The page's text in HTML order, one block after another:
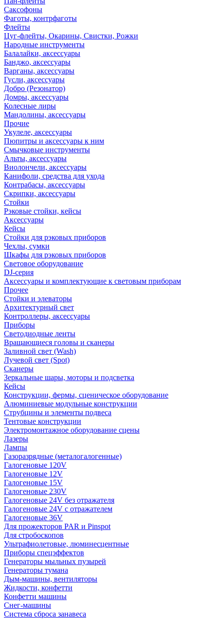
Саксофоны
Фаготы, контрфаготы
Флейты
Цуг-флейты, Окарины, Свистки, Рожки
Народные инструменты
Балалайки, аксессуары
Банджо, аксессуары
Варганы, аксессуары
Гусли, аксессуары
Добро (Резонатор)
Домры, аксессуары
Колесные лиры
Мандолины, аксессуары
Прочие
Укулеле, аксессуары
Пюпитры и аксессуары к ним
Смычковые инструменты
Альты, аксессуары
Виолончели, аксессуары
Канифоли, средства для ухода
Контрабасы, аксессуары
Скрипки, аксессуары
Стойки
Рэковые стойки, кейсы
Аксессуары
Кейсы
Стойки для рэковых приборов
Чехлы, сумки
Шкафы для рэковых приборов
Световое оборудование
DJ-серия
Аксессуары и комплектующие к световым приборам
Прочее
Стойки и элеваторы
Архитектурный свет
Контроллеры, аксессуары
Приборы
Светодиодные ленты
Вращающиеся головы и сканеры
Заливной свет (Wash)
Лучевой свет (Spot)
Сканеры
Зеркальные шары, моторы и подсветка
Кейсы
Конструкции, фермы, сценическое оборудование
Алюминиевые модульные конструкции
Струбцины и элементы подвеса
Тентовые конструкции
Электромонтажное оборудование сцены
Лазеры
Лампы
Газоразрядные (металогалогенные)
Галогеновые 120V
Галогеновые 12V
Галогеновые 15V
Галогеновые 230V
Галогеновые 24V без отражателя
Галогеновые 24V с отражателем
Галогеновые 36V
Для прожекторов PAR и Pinspot
Для стробоскопов
Ультрафиолетовые, люминесцентные
Приборы спецэффектов
Генераторы мыльных пузырей
Генераторы тумана
Дым-машины, вентиляторы
Жидкости, конфетти
Конфетти машины
Снег-машины
Система сброса занавеса